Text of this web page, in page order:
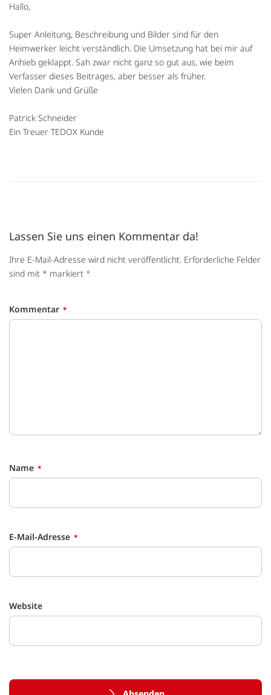
Hallo,
Super Anleitung, Beschreibung und Bilder sind für den
Heimwerker leicht verständlich. Die Umsetzung hat bei mir auf
Anhieb geklappt. Sah zwar nicht ganz so gut aus, wie beim
Verfasser dieses Beitrages, aber besser als früher.
Vielen Dank und Grüße
Patrick Schneider
Ein Treuer TEDOX Kunde
Lassen Sie uns einen Kommentar da!
Ihre E-Mail-Adresse wird nicht veröffentlicht. Erforderliche Felder
sind mit * markiert *
Kommentar
Name
E-Mail-Adresse
Website